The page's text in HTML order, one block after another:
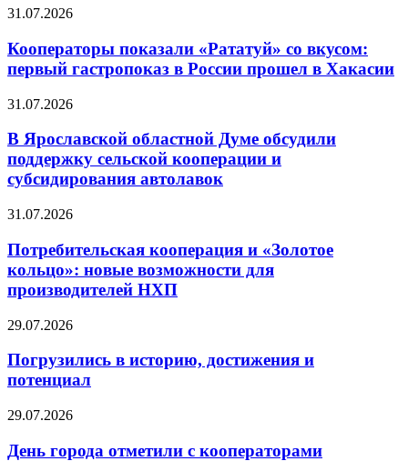
31.07.2026
Кооператоры показали «Рататуй» со вкусом:
первый гастропоказ в России прошел в Хакасии
31.07.2026
В Ярославской областной Думе обсудили
поддержку сельской кооперации и
субсидирования автолавок
31.07.2026
Потребительская кооперация и «Золотое
кольцо»: новые возможности для
производителей НХП
29.07.2026
Погрузились в историю, достижения и
потенциал
29.07.2026
День города отметили с кооператорами